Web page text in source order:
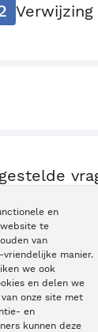
en
te
van
manier.
we ook
en delen we
onze site met
en
kunnen deze
kan ik terecht?
van deze
van